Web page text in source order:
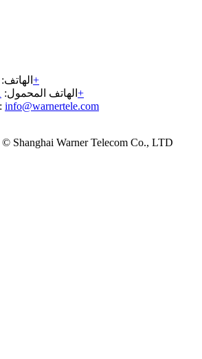
جميع الحقوق محفوظة © Shanghai Warner Telecom Co., LTD